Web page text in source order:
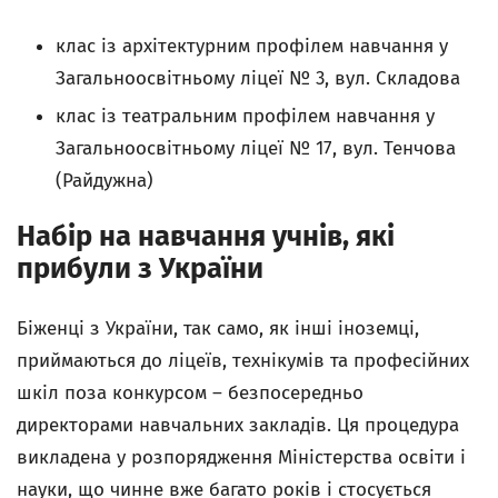
клас із архітектурним профілем навчання у
Загальноосвітньому ліцеї № 3, вул. Складова
клас із театральним профілем навчання у
Загальноосвітньому ліцеї № 17, вул. Тенчова
(Райдужна)
Набір на навчання учнів, які
прибули з України
Біженці з України, так само, як інші іноземці,
приймаються до ліцеїв, технікумів та професійних
шкіл поза конкурсом – безпосередньо
директорами навчальних закладів. Ця процедура
викладена у розпорядження Міністерства освіти і
науки, що чинне вже багато років і стосується